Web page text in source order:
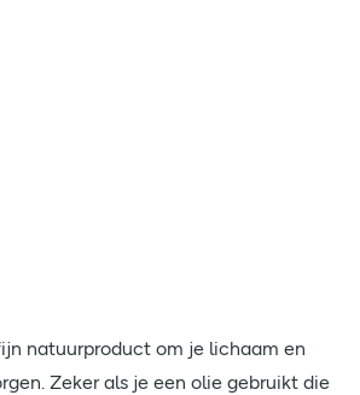
natuurproduct om je lichaam en
Zeker als je een olie gebruikt die